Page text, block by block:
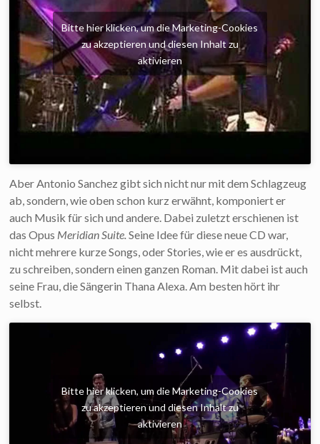
Bitte hier klicken, um die Marketing-Cookies
zu akzeptieren und diesen Inhalt zu
aktivieren
Aber Antonio Sanchez gibt sich nicht nur mit dem Schlagzeug
ab, sondern, wie oben schon kurz erwähnt, komponiert er
auch Musik für sich und andere. Dabei zuletzt erschienen ist
das Opus Meridian Suite.Seine Idee für diese neue CD war,
nicht mehrere kurze Songs, oder Stories, wie er es ausdrückt,
zu schreiben, sondern einen ganzen Roman. Mit dabei ist auch
seine Frau, die Sängerin Thana Alexa. Am besten hört ihr
selbst.
Bitte hier klicken, um die Marketing-Cookies
zu akzeptieren und diesen Inhalt zu
aktivieren